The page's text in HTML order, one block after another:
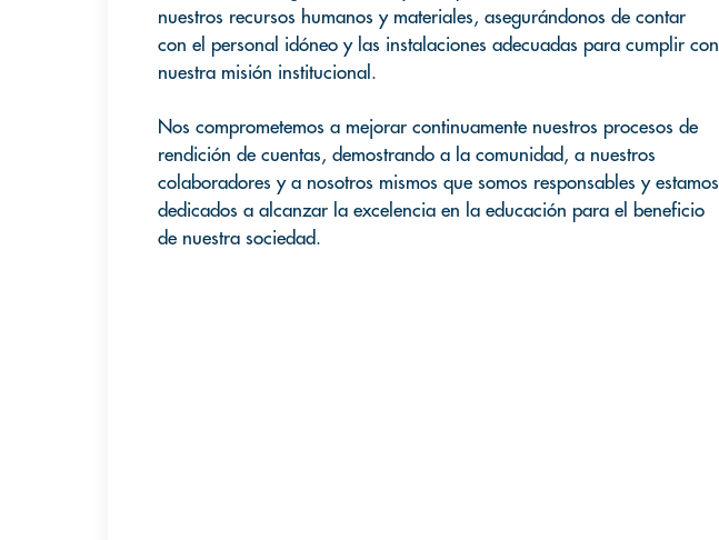
nuestros recursos humanos y materiales, asegurándonos de contar
con el personal idóneo y las instalaciones adecuadas para cumplir con
nuestra misión institucional.
Nos comprometemos a mejorar continuamente nuestros procesos de
rendición de cuentas, demostrando a la comunidad, a nuestros
colaboradores y a nosotros mismos que somos responsables y estamos
dedicados a alcanzar la excelencia en la educación para el beneficio
de nuestra sociedad.